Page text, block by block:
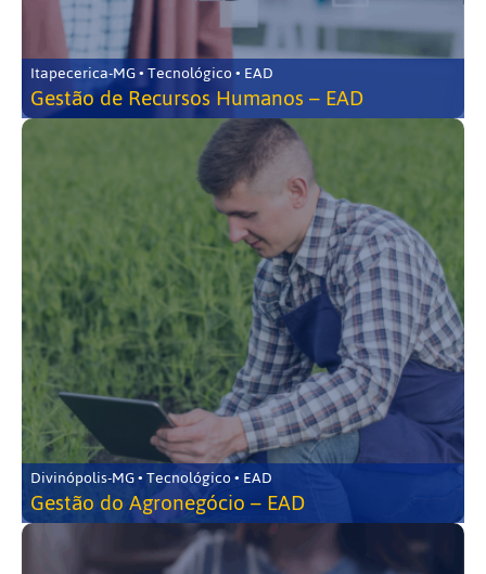
Itapecerica-MG • Tecnológico • EAD
Gestão de Recursos Humanos – EAD
Divinópolis-MG • Tecnológico • EAD
Gestão do Agronegócio – EAD